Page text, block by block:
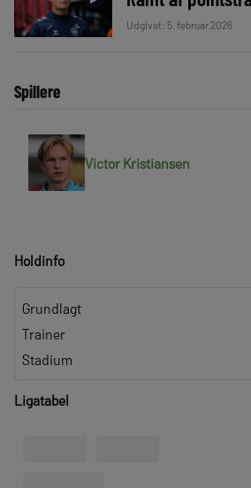
Udgivet: 5. februar 2026
Spillere
Victor Kristiansen
Holdinfo
Grundlagt
Trainer
Stadium
Ligatabel